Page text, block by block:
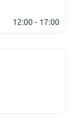
12:00 - 17:00